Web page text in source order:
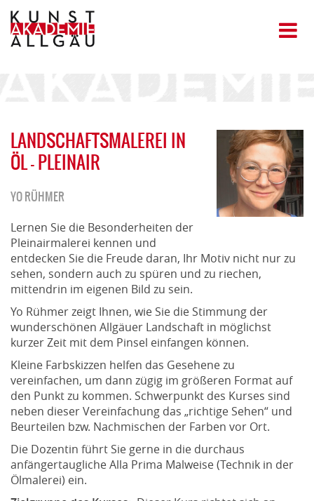
LANDSCHAFTSMALEREI IN
ÖL - PLEINAIR
YO RÜHMER
Lernen Sie die Besonderheiten der
Pleinairmalerei kennen und
entdecken Sie die Freude daran, Ihr Motiv nicht nur zu
sehen, sondern auch zu spüren und zu riechen,
mittendrin im eigenen Bild zu sein.
Yo Rühmer zeigt Ihnen, wie Sie die Stimmung der
wunderschönen Allgäuer Landschaft in möglichst
kurzer Zeit mit dem Pinsel einfangen können.
Kleine Farbskizzen helfen das Gesehene zu
vereinfachen, um dann zügig im größeren Format auf
den Punkt zu kommen. Schwerpunkt des Kurses sind
neben dieser Vereinfachung das „richtige Sehen“ und
Beurteilen bzw. Nachmischen der Farben vor Ort.
Die Dozentin führt Sie gerne in die durchaus
anfängertaugliche Alla Prima Malweise (Technik in der
Ölmalerei) ein.